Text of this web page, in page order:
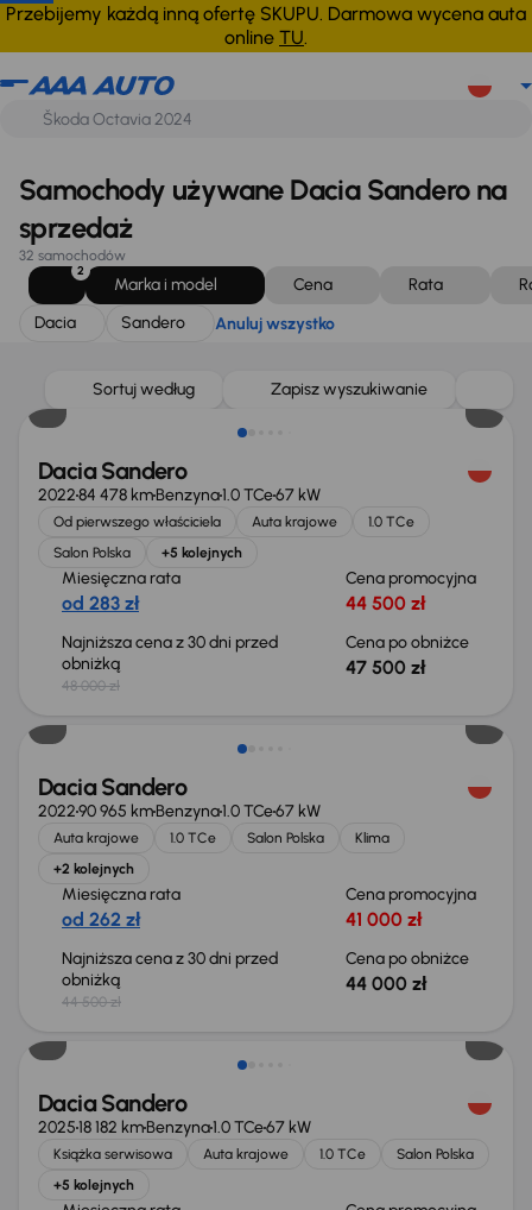
Przebijemy każdą inną ofertę SKUPU. Darmowa wycena auta
online TU.
Dacia Sandero Anuluj wszystko
Samochody używane Dacia Sandero na
sprzedaż
32 samochodów
2
Marka i model Cena Rata
Dacia
Sandero Anuluj wszystko
Sortuj według Zapisz wyszukiwanie
Taniej o 500 zł
Dacia Sandero
202284 478 kmBenzyna1.0 TCe67 kW
Od pierwszego właściciela Auta krajowe
1.0 TCe
Salon Polska
+5 kolejnych
Miesięczna rata
od 283 zł
Cena promocyjna
44 500 zł
Najniższa cena z 30 dni przed
obniżką
48 000 zł
Cena po obniżce
47 500 zł
Taniej o 500 zł
Dacia Sandero
202290 965 kmBenzyna1.0 TCe67 kW
Auta krajowe 1.0 TCe Salon Polska
Klima
+2 kolejnych
Miesięczna rata
od 262 zł
Cena promocyjna
41 000 zł
Najniższa cena z 30 dni przed
obniżką
44 500 zł
Cena po obniżce
44 000 zł
Od nowego taniej o 33 999 zł
Dacia Sandero
202518 182 kmBenzyna1.0 TCe67 kW
Książka serwisowa Auta krajowe 1.0 TCe
Salon Polska
+5 kolejnych